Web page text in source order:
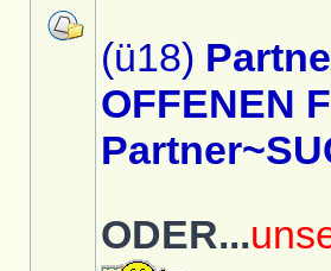
(ü18)
OFFENEN
ODER...